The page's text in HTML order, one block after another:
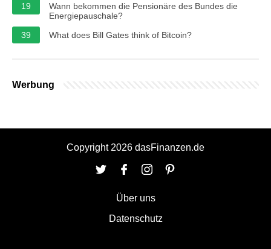
19
Wann bekommen die Pensionäre des Bundes die
Energiepauschale?
39
What does Bill Gates think of Bitcoin?
Werbung
Copyright 2026 dasFinanzen.de
Über uns
Datenschutz